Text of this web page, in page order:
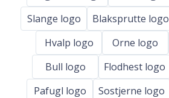
Slange logo
Blaksprutte logo
Hvalp logo
Orne logo
Bull logo
Flodhest logo
Pafugl logo
Sostjerne logo